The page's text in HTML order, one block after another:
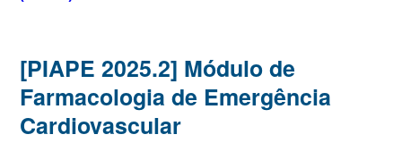
[PIAPE 2025.2] Módulo de
Farmacologia de Emergência
Cardiovascular